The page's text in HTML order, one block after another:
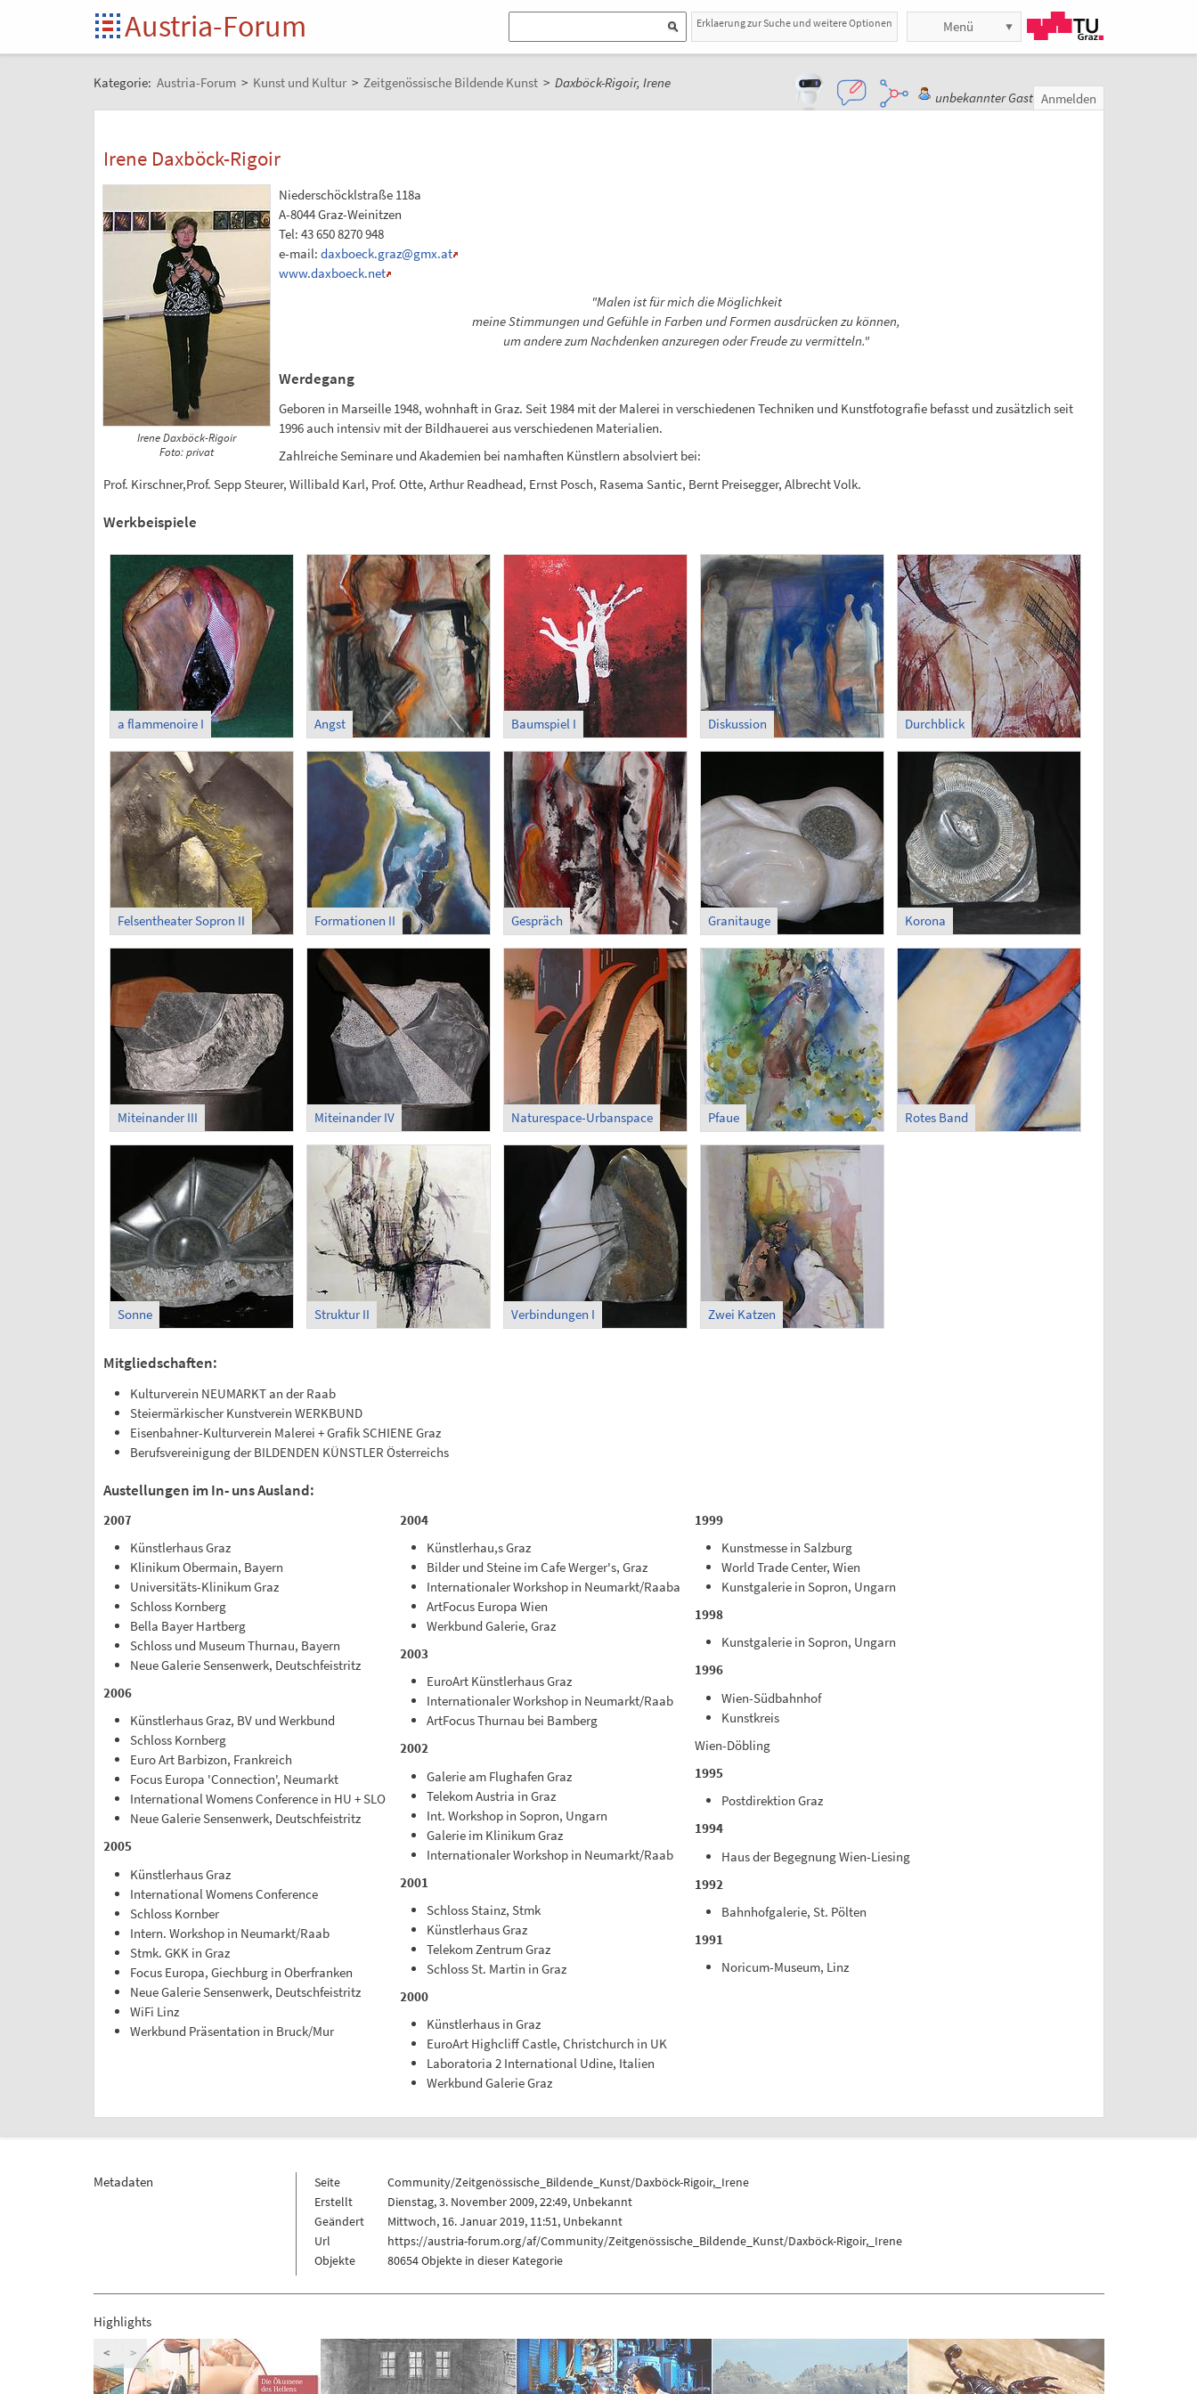
Austria-Forum Erklaerung zur Suche und weitere Optionen Menü
Kategorie: Austria-Forum > Kunst und Kultur > Zeitgenössische Bildende Kunst > Daxböck-Rigoir, Irene
unbekannter Gast Anmelden
Irene Daxböck-Rigoir
Irene Daxböck-Rigoir
Foto: privat
Niederschöcklstraße 118a
A-8044 Graz-Weinitzen
Tel: 43 650 8270 948
e-mail: daxboeck.graz@gmx.at
www.daxboeck.net
"Malen ist für mich die Möglichkeit
meine Stimmungen und Gefühle in Farben und Formen ausdrücken zu können,
um andere zum Nachdenken anzuregen oder Freude zu vermitteln."
Werdegang
Geboren in Marseille 1948, wohnhaft in Graz. Seit 1984 mit der Malerei in verschiedenen Techniken und Kunstfotografie befasst und zusätzlich seit
1996 auch intensiv mit der Bildhauerei aus verschiedenen Materialien.
Zahlreiche Seminare und Akademien bei namhaften Künstlern absolviert bei:
Prof. Kirschner,Prof. Sepp Steurer, Willibald Karl, Prof. Otte, Arthur Readhead, Ernst Posch, Rasema Santic, Bernt Preisegger, Albrecht Volk.
Werkbeispiele
a flammenoire I Angst Baumspiel I Diskussion Durchblick
Felsentheater Sopron II Formationen II Gespräch Granitauge Korona
Miteinander III Miteinander IV Naturespace-Urbanspace Pfaue Rotes Band
Sonne Struktur II Verbindungen I Zwei Katzen
Mitgliedschaften:
Kulturverein NEUMARKT an der Raab
Steiermärkischer Kunstverein WERKBUND
Eisenbahner-Kulturverein Malerei + Grafik SCHIENE Graz
Berufsvereinigung der BILDENDEN KÜNSTLER Österreichs
Austellungen im In- uns Ausland:
2007
Künstlerhaus Graz
Klinikum Obermain, Bayern
Universitäts-Klinikum Graz
Schloss Kornberg
Bella Bayer Hartberg
Schloss und Museum Thurnau, Bayern
Neue Galerie Sensenwerk, Deutschfeistritz
2006
Künstlerhaus Graz, BV und Werkbund
Schloss Kornberg
Euro Art Barbizon, Frankreich
Focus Europa 'Connection', Neumarkt
International Womens Conference in HU + SLO
Neue Galerie Sensenwerk, Deutschfeistritz
2005
Künstlerhaus Graz
International Womens Conference
Schloss Kornber
Intern. Workshop in Neumarkt/Raab
Stmk. GKK in Graz
Focus Europa, Giechburg in Oberfranken
Neue Galerie Sensenwerk, Deutschfeistritz
WiFi Linz
Werkbund Präsentation in Bruck/Mur
2004
Künstlerhau,s Graz
Bilder und Steine im Cafe Werger's, Graz
Internationaler Workshop in Neumarkt/Raaba
ArtFocus Europa Wien
Werkbund Galerie, Graz
2003
EuroArt Künstlerhaus Graz
Internationaler Workshop in Neumarkt/Raab
ArtFocus Thurnau bei Bamberg
2002
Galerie am Flughafen Graz
Telekom Austria in Graz
Int. Workshop in Sopron, Ungarn
Galerie im Klinikum Graz
Internationaler Workshop in Neumarkt/Raab
2001
Schloss Stainz, Stmk
Künstlerhaus Graz
Telekom Zentrum Graz
Schloss St. Martin in Graz
2000
Künstlerhaus in Graz
EuroArt Highcliff Castle, Christchurch in UK
Laboratoria 2 International Udine, Italien
Werkbund Galerie Graz
1999
Kunstmesse in Salzburg
World Trade Center, Wien
Kunstgalerie in Sopron, Ungarn
1998
Kunstgalerie in Sopron, Ungarn
1996
Wien-Südbahnhof
Kunstkreis
Wien-Döbling
1995
Postdirektion Graz
1994
Haus der Begegnung Wien-Liesing
1992
Bahnhofgalerie, St. Pölten
1991
Noricum-Museum, Linz
Metadaten Seite
Community/Zeitgenössische_Bildende_Kunst/Daxböck-Rigoir,_Irene
Erstellt
Dienstag, 3. November 2009, 22:49, Unbekannt
Geändert
Mittwoch, 16. Januar 2019, 11:51, Unbekannt
Url
https://austria-forum.org/af/Community/Zeitgenössische_Bildende_Kunst/Daxböck-Rigoir,_Irene
Objekte
80654 Objekte in dieser Kategorie
Highlights
< >